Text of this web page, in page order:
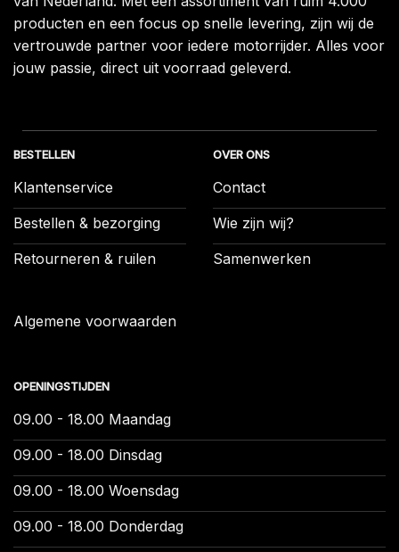
producten en een focus op snelle levering, zijn wij de
vertrouwde partner voor iedere motorrijder. Alles voor
jouw passie, direct uit voorraad geleverd.
BESTELLEN
Klantenservice
Bestellen & bezorging
Retourneren & ruilen
Algemene voorwaarden
OVER ONS
Contact
Wie zijn wij?
Samenwerken
OPENINGSTIJDEN
09.00 - 18.00 Maandag
09.00 - 18.00 Dinsdag
09.00 - 18.00 Woensdag
09.00 - 18.00 Donderdag